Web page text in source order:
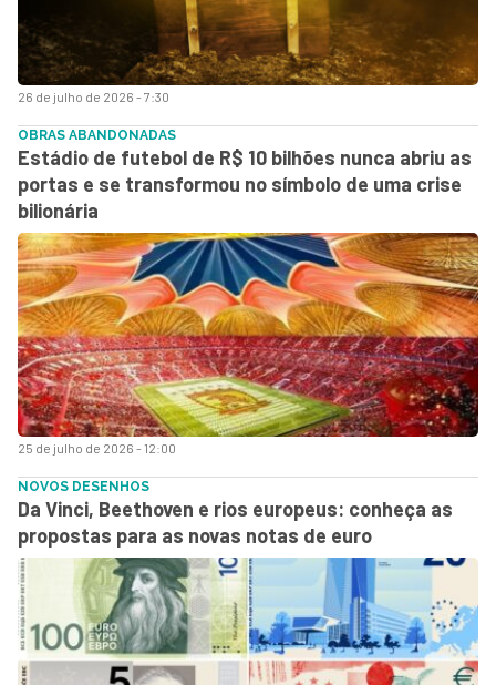
26 de julho de 2026 - 7:30
25 de julho de 2026 - 12:00
OBRAS ABANDONADAS
Estádio de futebol de R$ 10 bilhões nunca abriu as
portas e se transformou no símbolo de uma crise
bilionária
NOVOS DESENHOS
Da Vinci, Beethoven e rios europeus: conheça as
propostas para as novas notas de euro